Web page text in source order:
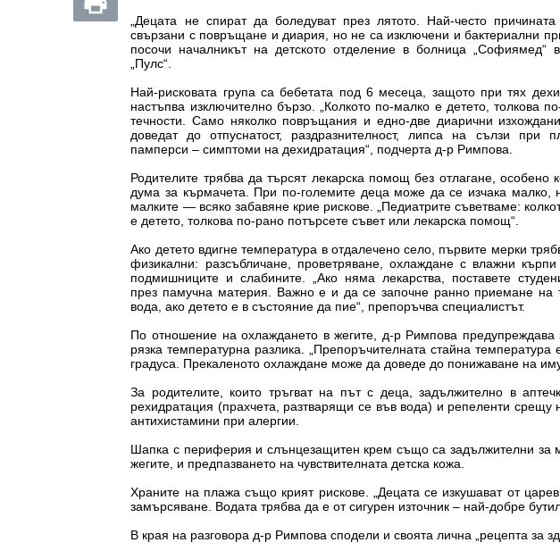
„Децата не спират да боледуват през лятото. Най-често причината
свързани с повръщане и диария, но не са изключени и бактериални
посочи началникът на детското отделение в болница „Софиямед“
„Пулс“.
Най-рисковата група са бебетата под 6 месеца, защото при тях
настъпва изключително бързо. „Колкото по-малко е детето, толкова
течности. Само няколко повръщания и едно-две диарични
доведат до отпуснатост, раздразнителност, липса на сълзи при
памперси – симптоми на дехидратация“, подчерта д-р Римпова.
Родителите трябва да търсят лекарска помощ без отлагане, особено
дума за кърмачета. При по-големите деца може да се изчака малко,
малките — всяко забавяне крие рискове. „Педиатрите съветваме:
е детето, толкова по-рано потърсете съвет или лекарска помощ“.
Ако детето вдигне температура в отдалечено село, първите мерки
физикални: разсъбличане, проветряване, охлаждане с влажни кърпи
подмишниците и слабините. „Ако няма лекарства, поставете
през памучна материя. Важно е и да се започне ранно приемане на
вода, ако детето е в състояние да пие“, препоръчва специалистът.
По отношение на охлаждането в жегите, д-р Римпова предупреждава
рязка температурна разлика. „Препоръчителната стайна
градуса. Прекаленото охлаждане може да доведе до понижаване на
За родителите, които тръгват на път с деца, задължително в
рехидратация (прахчета, разтварящи се във вода) и репеленти
антихистамини при алергии.
Шапка с периферия и слънцезащитен крем също са задължителни за
жегите, и предпазването на чувствителната детска кожа.
Храните на плажа също крият рискове. „Децата се изкушават от
замърсяване. Водата трябва да е от сигурен източник – най-добре
В края на разговора д-р Римпова сподели и своята лична „рецепта за